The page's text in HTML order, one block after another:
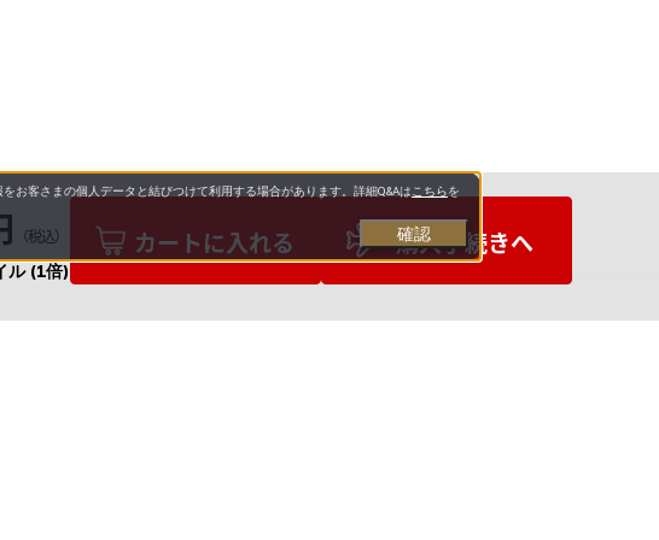
（税込）
ル (1倍)
カートに入れる 購入手続きへ
お客さまの個人データと結びつけて利用する場合があります。詳細Q&Aは こちらを
確認